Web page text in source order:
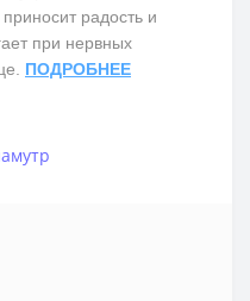
радость и
при нервных
ПОДРОБНЕЕ